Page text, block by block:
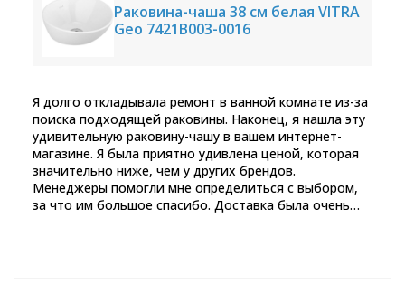
Раковина-чаша 38 см белая VITRA
Geo 7421B003-0016
Я долго откладывала ремонт в ванной комнате из-за
поиска подходящей раковины. Наконец, я нашла эту
удивительную раковину-чашу в вашем интернет-
магазине. Я была приятно удивлена ценой, которая
значительно ниже, чем у других брендов.
Менеджеры помогли мне определиться с выбором,
за что им большое спасибо. Доставка была очень